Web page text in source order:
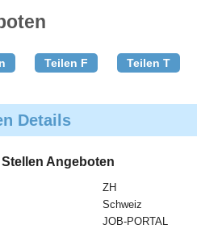
Teilen F Teilen T
Details
Angeboten
ZH
Schweiz
JOB-PORTAL